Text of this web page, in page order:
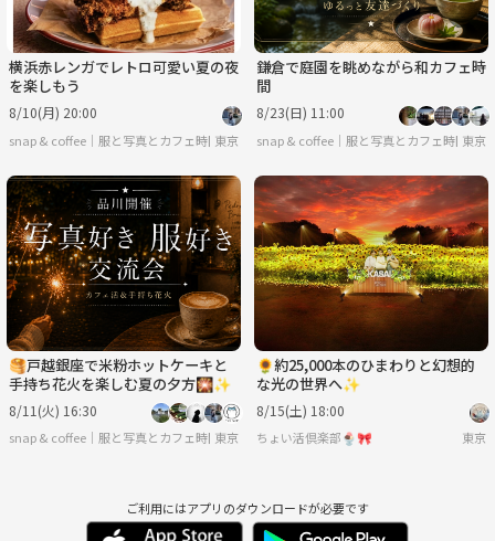
横浜赤レンガでレトロ可愛い夏の夜
を楽しもう
8/10(月) 20:00
snap & coffee｜服と写真とカフェ時間東京
鎌倉で庭園を眺めながら和カフェ時
間
8/23(日) 11:00
snap & coffee｜服と写真とカフェ時間東京
🥞戸越銀座で米粉ホットケーキと
手持ち花火を楽しむ夏の夕方🎇✨
8/11(火) 16:30
snap & coffee｜服と写真とカフェ時間東京
🌻約25,000本のひまわりと幻想的
な光の世界へ✨
8/15(土) 18:00
ちょい活倶楽部🍨🎀 東京
ご利用にはアプリのダウンロードが必要です